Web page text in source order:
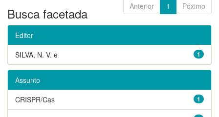
Anterior 1 Póximo
Busca facetada
Editor
1
SILVA, N. V. e
Assunto
1
CRISPR/Cas